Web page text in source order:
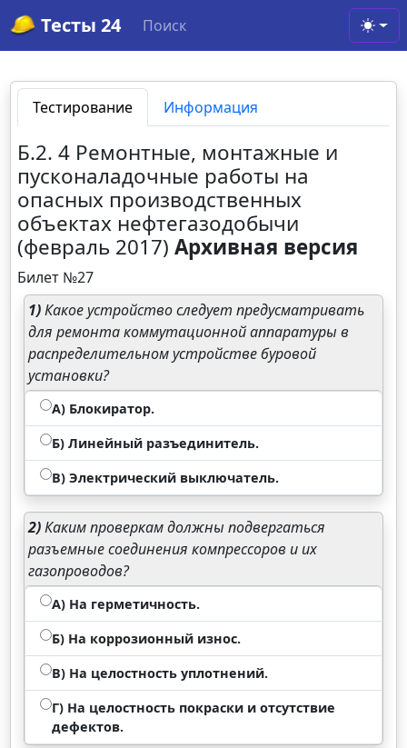
Тесты 24 Поиск
Тестирование Информация
Б.2. 4 Ремонтные, монтажные и
пусконаладочные работы на
опасных производственных
объектах нефтегазодобычи
(февраль 2017)Архивная версия
Билет №27
1)Какое устройство следует предусматривать
для ремонта коммутационной аппаратуры в
распределительном устройстве буровой
установки?
А) Блокиратор.
Б) Линейный разъединитель.
В) Электрический выключатель.
2)Каким проверкам должны подвергаться
разъемные соединения компрессоров и их
газопроводов?
А) На герметичность.
Б) На коррозионный износ.
В) На целостность уплотнений.
Г) На целостность покраски и отсутствие
дефектов.